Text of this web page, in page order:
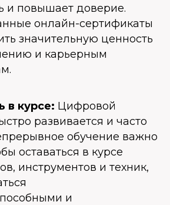
и повышает доверие.
онлайн-сертификаты
значительную ценность
и карьерным
в курсе: Цифровой
развивается и часто
обучение важно
оставаться в курсе
инструментов и техник,
и